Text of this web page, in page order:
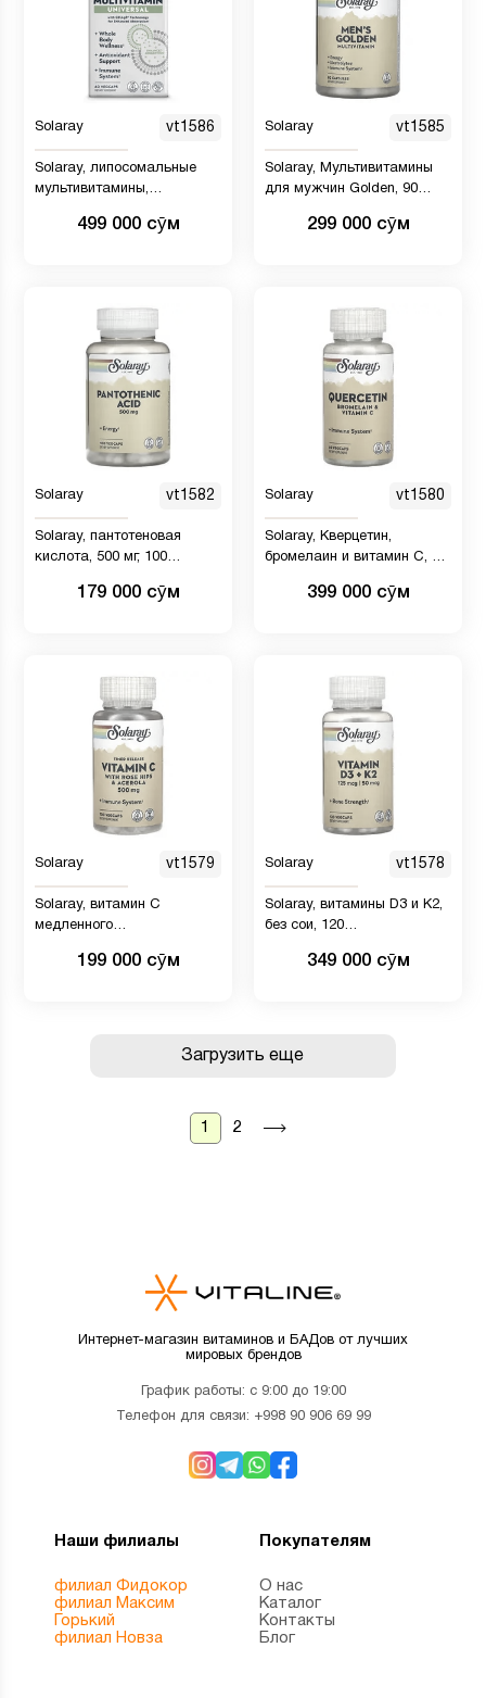
Solaray vt1586
Solaray, липосомальные
мультивитамины,
60 растительных капсул
499 000 сӯм
Solaray vt1585
Solaray, Мультивитамины
для мужчин Golden, 90
299 000 сӯм
Solaray vt1582
Solaray, пантотеновая
кислота, 500 мг, 100
179 000 сӯм
Solaray vt1580
Solaray, Кверцетин,
бромелаин и витамин C, 60
399 000 сӯм
Solaray vt1579
Solaray, витамин C
медленного
капсул VegCap
199 000 сӯм
Solaray vt1578
Solaray, витамины D3 и K2,
без сои, 120
349 000 сӯм
Загрузить еще
1 2
Интернет-магазин витаминов и БАДов от лучших
мировых брендов
График работы: с 9:00 до 19:00
Телефон для связи: +998 90 906 69 99
Наши филиалы
филиал Фидокор
филиал Максим
Горький
филиал Новза
Покупателям
О нас
Каталог
Контакты
Блог